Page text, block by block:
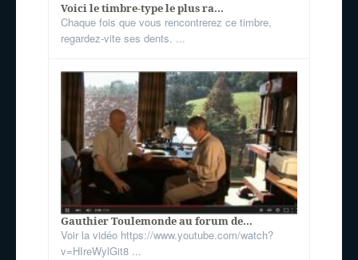
Voici le timbre-type le plus ra...
Chaque fois que vous rencontrerez ce timbre,
regardez-vite ses dents. ...
Gauthier Toulemonde au forum de...
Voir la vidéo https://www.youtube.com/watch?
v=HIreWylGit8 ...